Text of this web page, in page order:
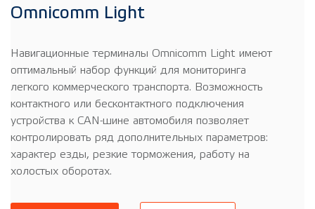
Omnicomm Light
Навигационные терминалы Omnicomm Light имеют
оптимальный набор функций для мониторинга
легкого коммерческого транспорта. Возможность
контактного или бесконтактного подключения
устройства к CAN-шине автомобиля позволяет
контролировать ряд дополнительных параметров:
характер езды, резкие торможения, работу на
холостых оборотах.